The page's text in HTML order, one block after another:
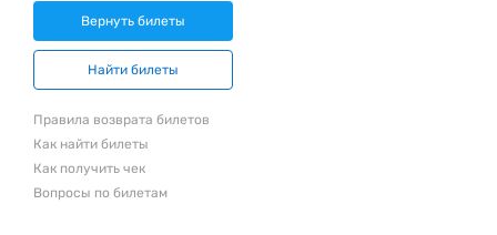
Вернуть билеты
Найти билеты
Правила возврата билетов
Как найти билеты
Как получить чек
Вопросы по билетам